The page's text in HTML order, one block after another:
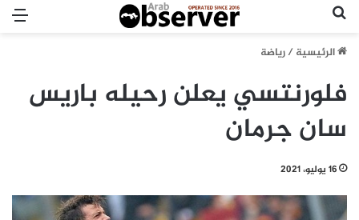
الرئيسية/رياضة
فلورنتسي يعلن رحيله باريس
سان جرمان
16 يوليو، 2021